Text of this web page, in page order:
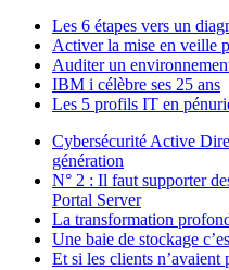
Les 6 étapes vers un
Activer la mise en veille
Auditer un
IBM i célèbre ses 25 ans
Les 5 profils IT en
Cybersécurité Active
génération
N° 2 : Il faut supporter
Portal Server
La transformation
Une baie de stockage
Et si les clients n’avaient